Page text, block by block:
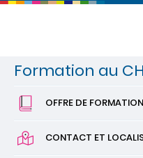
Formation au
OFFRE DE
CONTACT ET